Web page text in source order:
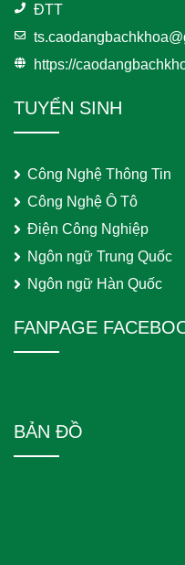
ĐTT
https://
TUYỂN SINH
Công Nghệ Thông Tin
Công Nghệ Ô Tô
Điện Công Nghiệp
Ngôn ngữ Trung Quốc
Ngôn ngữ Hàn Quốc
FANPAGE
BẢN ĐỒ